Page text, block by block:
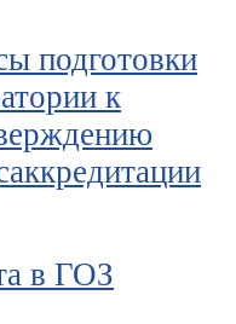
подготовки
к
в ГОЗ